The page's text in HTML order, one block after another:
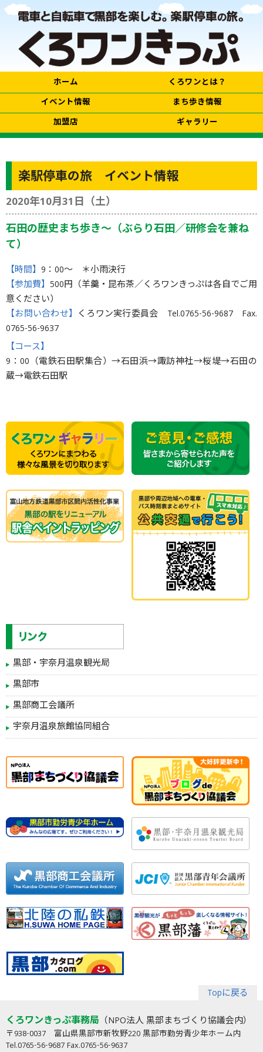
ホーム
くろワンとは？
イベント情報
まち歩き情報
加盟店
ギャラリー
楽駅停車の旅 イベント情報
2020年10月31日（土）
石田の歴史まち歩き〜（ぶらり石田／研修会を兼ね
て）
【時間】 9：00〜 ＊小雨決行
【参加費】 500円（羊羹・昆布茶／くろワンきっぷは各自でご用
意ください）
【お問い合わせ】 くろワン実行委員会 Tel.0765-56-9687 Fax.
0765-56-9637
【コース】
9：00（電鉄石田駅集合）→石田浜→諏訪神社→桜堤→石田の
蔵→電鉄石田駅
黒部・宇奈月温泉観光局
黒部市
黒部商工会議所
宇奈月温泉旅館協同組合
Topに戻る
くろワンきっぷ事務局 （NPO法人 黒部まちづくり協議会内）
〒938-0037 富山県黒部市新牧野220 黒部市勤労青少年ホーム内
Tel.0765-56-9687 Fax.0765-56-9637